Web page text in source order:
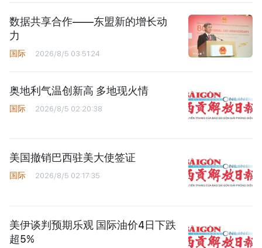
数据共享合作——东盟新的增长动
力
国际 2026/8/5 03:51:24
奥地利气温创新高 多地现火情
国际 2026/8/5 02:20:38
美国撤销巴西驻美大使签证
国际 2026/8/5 02:17:35
美伊谈判预期乐观 国际油价4日下跌
超5%